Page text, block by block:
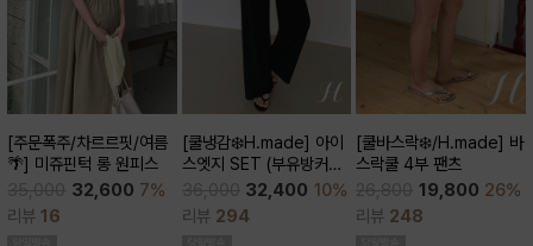
[주문폭주/차르르핏/여름
🌴] 미쥬핀턱 롱 원피스
32,600 7%
리뷰 16
[쿨냉감❄️H.made] 아이
스엣지 SET (부유방커버/
쿨세트/코디활용굿/출근
룩,데일리룩)
32,400 10%
리뷰 294
[쿨바스락❄️/H.made] 바
스락쿨 4부 팬츠
19,800 26%
리뷰 248